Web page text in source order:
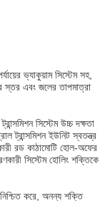
ভ্যাকুয়াম সিস্টেম সহ,
স্তর এবং জলের তাপমাত্রা
সিস্টেম উচ্চ দক্ষতা
ট্রান্সমিশন ইউনিট স্বতন্ত্র
রড কাঠামোটি হোল-অফের
সিস্টেম হোলিং শক্তিকে
করে, অনন্য শক্তি